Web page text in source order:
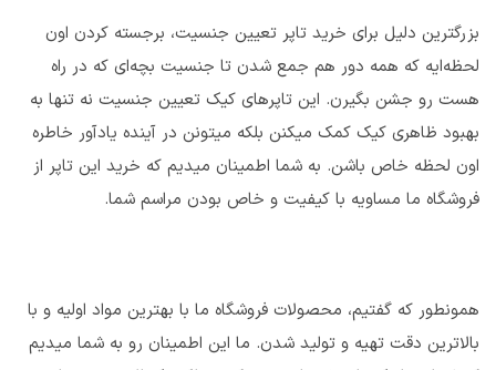
بزرگترین دلیل برای خرید تاپر تعیین جنسیت، برجسته کردن اون
لحظه‌ایه که همه دور هم جمع شدن تا جنسیت بچه‌ای که در راه
هست رو جشن بگیرن. این تاپرهای کیک تعیین جنسیت نه تنها به
بهبود ظاهری کیک کمک میکنن بلکه میتونن در آینده یادآور خاطره
اون لحظه خاص باشن. به شما اطمینان میدیم که خرید این تاپر از
فروشگاه ما مساویه با کیفیت و خاص بودن مراسم شما.
همونطور که گفتیم، محصولات فروشگاه ما با بهترین مواد اولیه و با
بالاترین دقت تهیه و تولید شدن. ما این اطمینان رو به شما میدیم